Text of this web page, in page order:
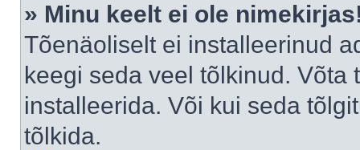
» Minu keelt ei ole
Tõenäoliselt ei installeerinud
keegi seda veel tõlkinud.
installeerida. Või kui seda
tõlkida.